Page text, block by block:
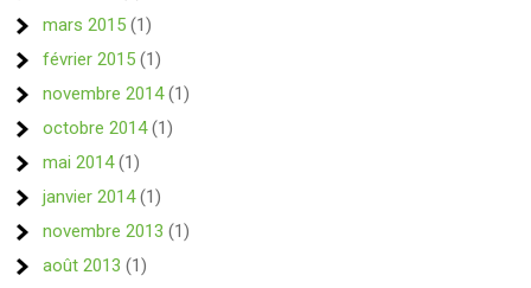
mars 2015 (1)
février 2015 (1)
novembre 2014(1)
octobre 2014(1)
mai 2014(1)
janvier 2014(1)
novembre 2013 (1)
août 2013 (1)